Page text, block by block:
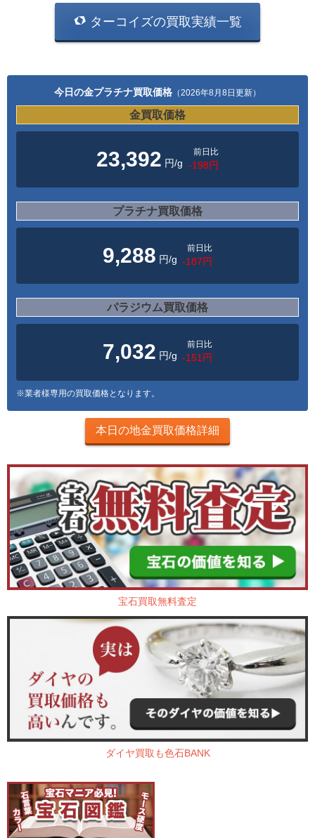
ターコイズの買取実績一覧
今日の金プラチナ買取価格 （2026年8月8日更新）
金買取価格
23,392 円/g
前日比
-198円
プラチナ買取価格
9,288 円/g
前日比
-187円
パラジウム買取価格
7,032 円/g
前日比
-151円
※業者様専用の買取価格となります。
本日の地金買取価格詳細
宝石買取無料査定
ダイヤ買取も色石BANK